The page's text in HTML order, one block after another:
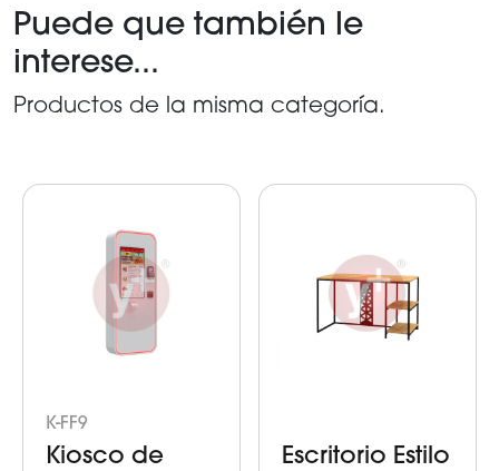
Puede que también le
interese...
Productos de la misma categoría.
K-FF9
Kiosco de
Escritorio Estilo